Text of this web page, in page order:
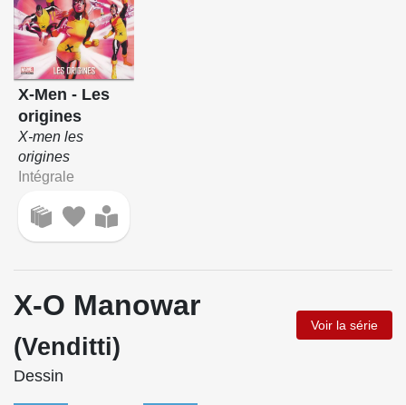
X-Men - Les
origines
X-men les
origines
Intégrale
X-O Manowar
(Venditti)
Voir la série
Dessin